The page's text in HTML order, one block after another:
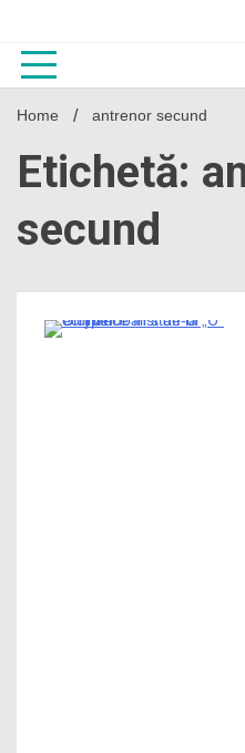
content
Home antrenor secund
Etichetă:
secund